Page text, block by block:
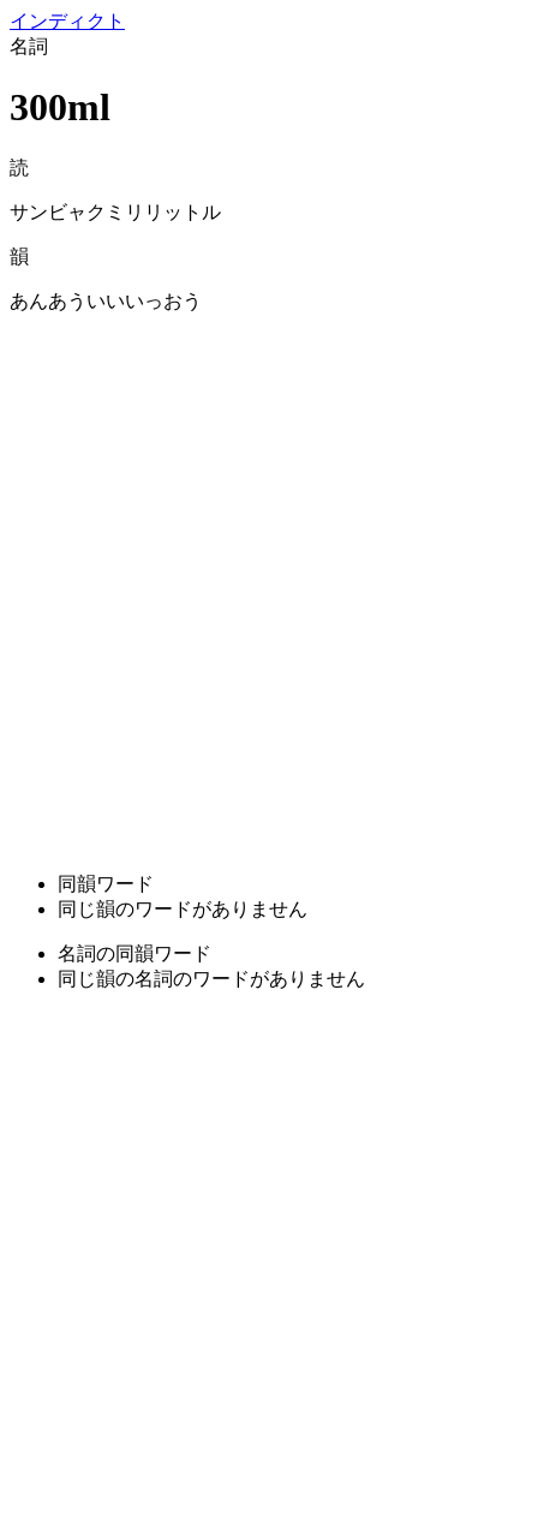
インディクト
名詞
300ml
読
サンビャクミリリットル
韻
あんあういいいっおう
同韻ワード
同じ韻のワードがありません
名詞の同韻ワード
同じ韻の名詞のワードがありません